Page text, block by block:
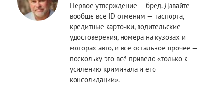
Первое утверждение — бред. Давайте
вообще все ID отменим — паспорта,
кредитные карточки, водительские
удостоверения, номера на кузовах и
моторах авто, и всё остальное прочее —
поскольку это всё привело «только к
усилению криминала и его
консолидации».